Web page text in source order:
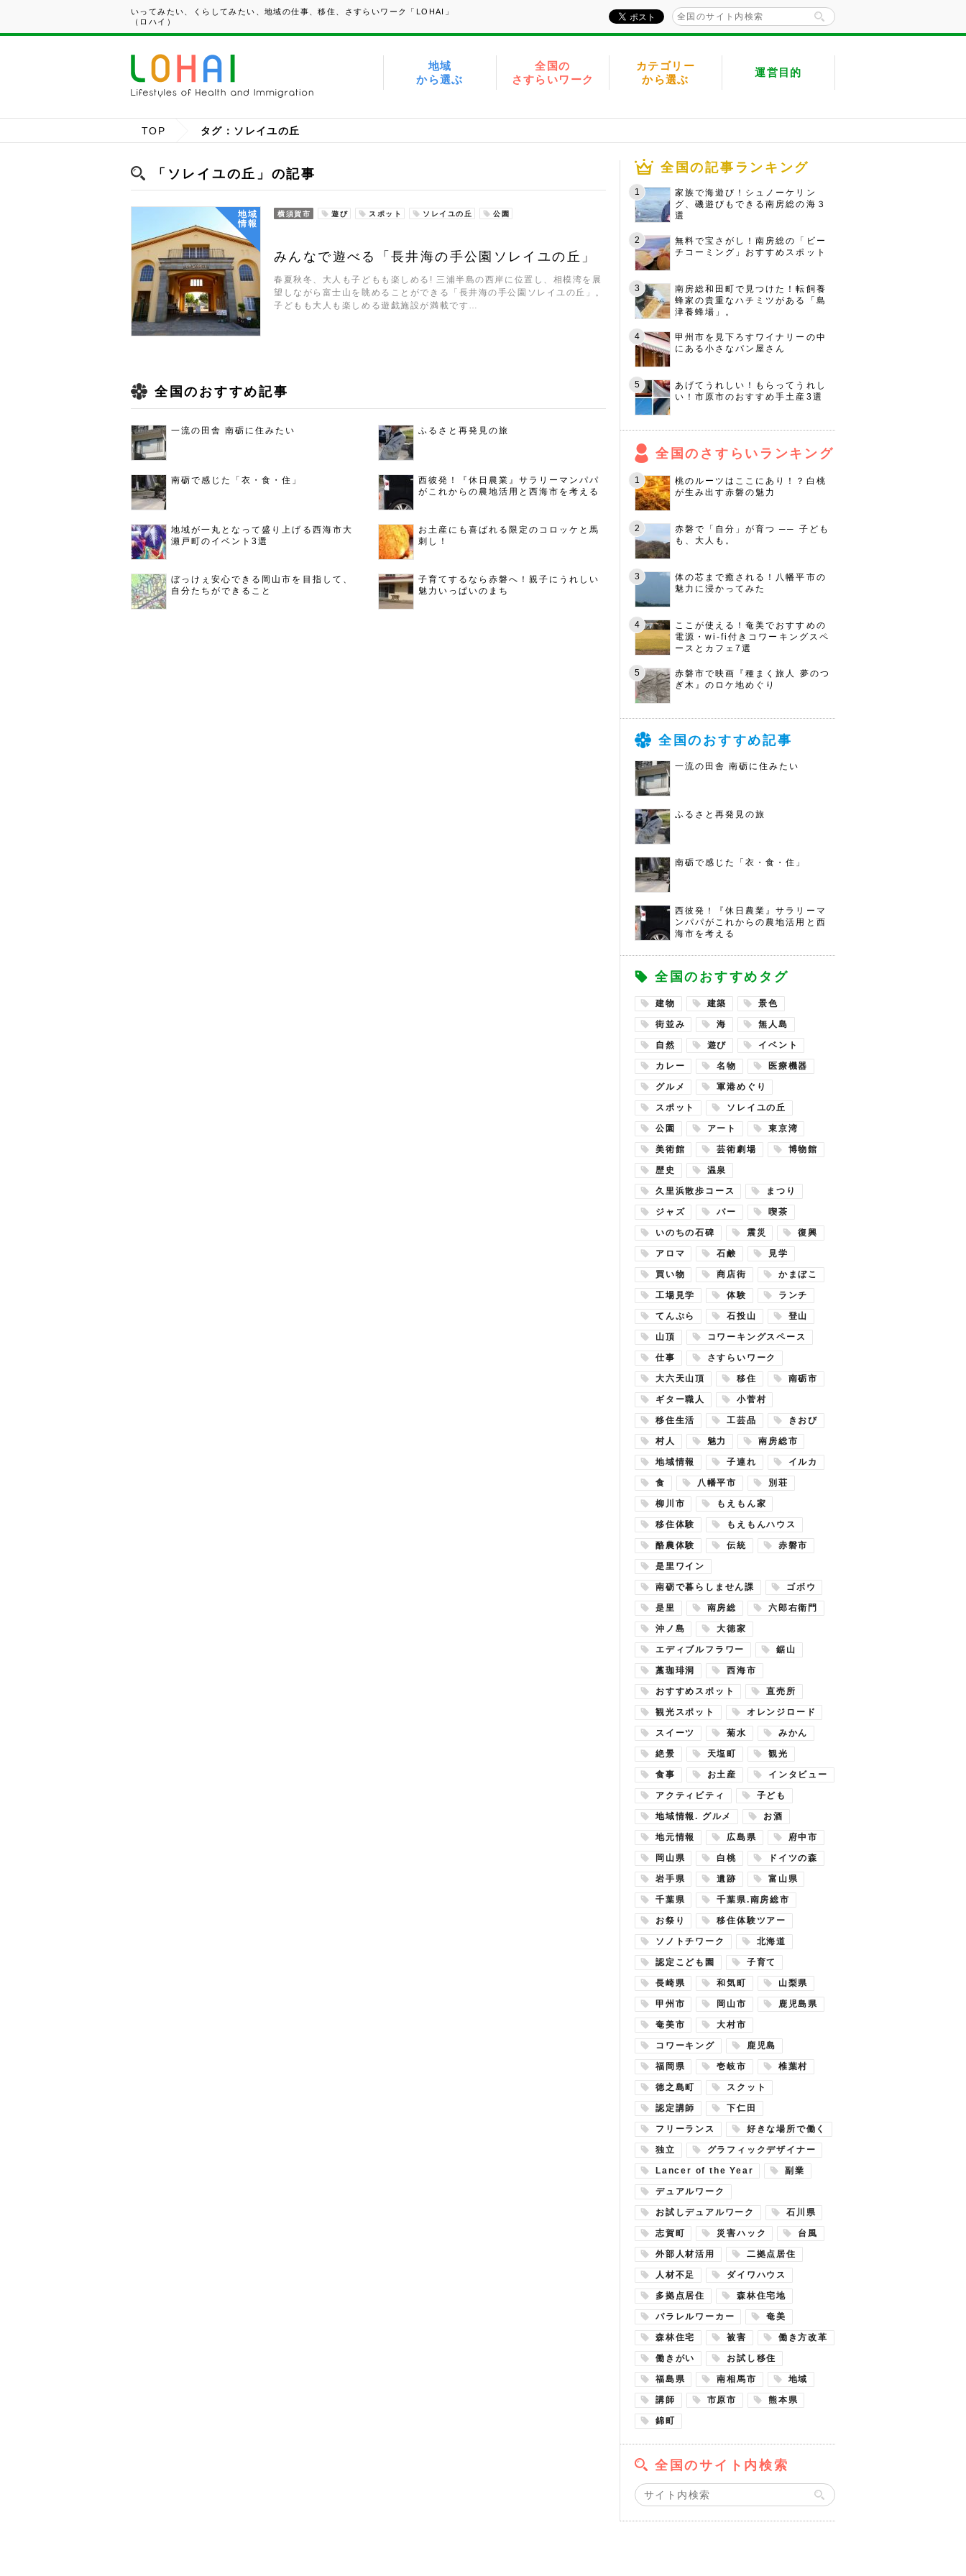
いってみたい、くらしてみたい、地域の仕事、移住、さすらいワーク「LOHAI」
（ロハイ）
地域
から選ぶ
全国の
さすらいワーク
カテゴリー
から選ぶ
運営目的
TOP タグ：ソレイユの丘
「ソレイユの丘」の記事
地域
情報
横須賀市 遊び スポット ソレイユの丘 公園
みんなで遊べる「長井海の手公園ソレイユの丘」
春夏秋冬、大人も子どもも楽しめる! 三浦半島の西岸に位置し、相模湾を展
望しながら富士山を眺めることができる「長井海の手公園ソレイユの丘」。
子どもも大人も楽しめる遊戯施設が満載です…
全国のおすすめ記事
一流の田舎 南砺に住みたい ふるさと再発見の旅
南砺で感じた「衣・食・住」
西彼発！『休日農業』サラリーマンパパ
がこれからの農地活用と西海市を考える
地域が一丸となって盛り上げる西海市大
瀬戸町のイベント3選
お土産にも喜ばれる限定のコロッケと馬
刺し！
ぼっけぇ安心できる岡山市を目指して、
自分たちができること
子育てするなら赤磐へ！親子にうれしい
魅力いっぱいのまち
全国の記事ランキング
家族で海遊び！シュノーケリン
グ、磯遊びもできる南房総の海３
選
無料で宝さがし！南房総の「ビー
チコーミング」おすすめスポット
南房総和田町で見つけた！転飼養
蜂家の貴重なハチミツがある「島
津養蜂場」。
甲州市を見下ろすワイナリーの中
にある小さなパン屋さん
あげてうれしい！もらってうれし
い！市原市のおすすめ手土産3選
全国のさすらいランキング
桃のルーツはここにあり！？白桃
が生み出す赤磐の魅力
赤磐で「自分」が育つ ── 子ども
も、大人も。
体の芯まで癒される！八幡平市の
魅力に浸かってみた
ここが使える！奄美でおすすめの
電源・wi-fi付きコワーキングスペ
ースとカフェ7選
赤磐市で映画『種まく旅人 夢のつ
ぎ木』のロケ地めぐり
全国のおすすめ記事
一流の田舎 南砺に住みたい
ふるさと再発見の旅
南砺で感じた「衣・食・住」
西彼発！『休日農業』サラリーマ
ンパパがこれからの農地活用と西
海市を考える
全国のおすすめタグ
建物 建築 景色
街並み 海 無人島
自然 遊び イベント
カレー 名物 医療機器
グルメ 軍港めぐり
スポット ソレイユの丘
公園 アート 東京湾
美術館 芸術劇場 博物館
歴史 温泉
久里浜散歩コース まつり
ジャズ バー 喫茶
いのちの石碑 震災 復興
アロマ 石鹸 見学
買い物 商店街 かまぼこ
工場見学 体験 ランチ
てんぷら 石投山 登山
山頂 コワーキングスペース
仕事 さすらいワーク
大六天山頂 移住 南砺市
ギター職人 小菅村
移住生活 工芸品 きおび
村人 魅力 南房総市
地域情報 子連れ イルカ
食 八幡平市 別荘
柳川市 もえもん家
移住体験 もえもんハウス
酪農体験 伝統 赤磐市
是里ワイン
南砺で暮らしません課 ゴボウ
是里 南房総 六郎右衛門
沖ノ島 大徳家
エディブルフラワー 鋸山
藁珈琲洞 西海市
おすすめスポット 直売所
観光スポット オレンジロード
スイーツ 菊水 みかん
絶景 天塩町 観光
食事 お土産 インタビュー
アクティビティ 子ども
地域情報. グルメ お酒
地元情報 広島県 府中市
岡山県 白桃 ドイツの森
岩手県 遺跡 富山県
千葉県 千葉県.南房総市
お祭り 移住体験ツアー
ソノトチワーク 北海道
認定こども園 子育て
長崎県 和気町 山梨県
甲州市 岡山市 鹿児島県
奄美市 大村市
コワーキング 鹿児島
福岡県 壱岐市 椎葉村
徳之島町 スクット
認定講師 下仁田
フリーランス 好きな場所で働く
独立 グラフィックデザイナー
Lancer of the Year 副業
デュアルワーク
お試しデュアルワーク 石川県
志賀町 災害ハック 台風
外部人材活用 二拠点居住
人材不足 ダイワハウス
多拠点居住 森林住宅地
パラレルワーカー 奄美
森林住宅 被害 働き方改革
働きがい お試し移住
福島県 南相馬市 地域
講師 市原市 熊本県
錦町
全国のサイト内検索